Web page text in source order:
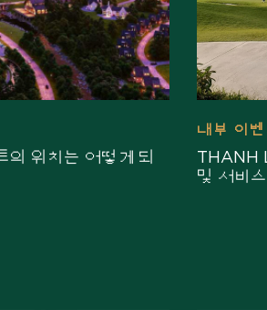
의 위치는 어떻게 되
내부 이
THANH
및 서비